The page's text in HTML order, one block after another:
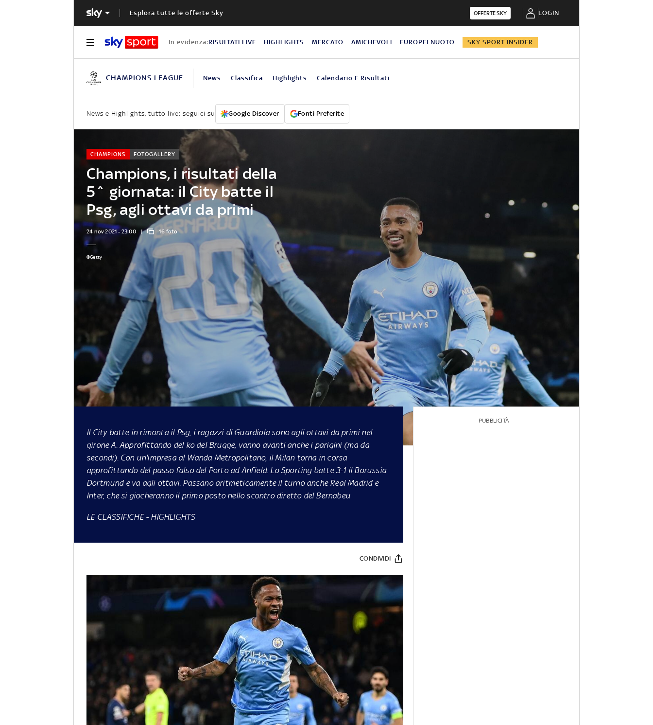
Esplora tutte le offerte Sky OFFERTE SKY LOGIN
In evidenza:RISULTATI LIVE HIGHLIGHTS MERCATO AMICHEVOLI EUROPEI NUOTO SKY SPORT INSIDER
CHAMPIONS LEAGUE News Classifica Highlights Calendario E Risultati
News e Highlights, tutto live: seguici su Google Discover Fonti Preferite
Champions, i risultati della
5^ giornata: il City batte il
Psg, agli ottavi da primi
CHAMPIONS FOTOGALLERY
24 nov 2021 - 23:00 16 foto
©Getty
Il City batte in rimonta il Psg, i ragazzi di Guardiola sono agli ottavi da primi nel
girone A. Approfittando del ko del Brugge, vanno avanti anche i parigini (ma da
secondi). Con un'impresa al Wanda Metropolitano, il Milan torna in corsa
approfittando del passo falso del Porto ad Anfield. Lo Sporting batte 3-1 il Borussia
Dortmund e va agli ottavi. Passano aritmeticamente il turno anche Real Madrid e
Inter, che si giocheranno il primo posto nello scontro diretto del Bernabeu
LE CLASSIFICHE - HIGHLIGHTS
CONDIVIDI
PUBBLICITÀ